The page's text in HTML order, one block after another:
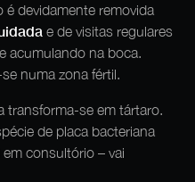
é devidamente removida
e de visitas regulares
acumulando na boca.
numa zona fértil.
transforma-se em tártaro.
de placa bacteriana
consultório – vai